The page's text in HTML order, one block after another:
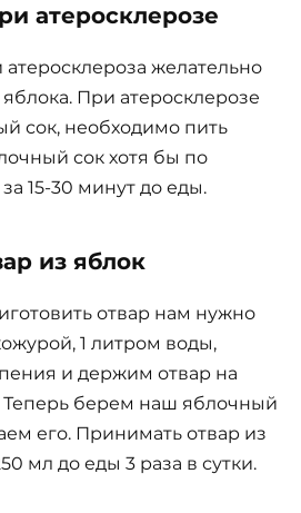
атеросклерозе
желательно
При атеросклерозе
сок, необходимо пить
сок хотя бы по
15-30 минут до еды.
из яблок
отвар нам нужно
1 литром воды,
и держим отвар на
Теперь берем наш яблочный
его. Принимать отвар из
мл до еды 3 раза в сутки.